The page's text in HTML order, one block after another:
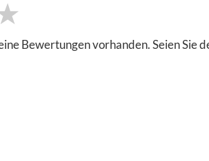
Bewertungen vorhanden. Seien Sie